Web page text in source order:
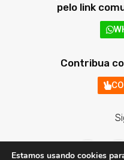
pelo link
Contribua
F
a
T
Estamos usando cookies